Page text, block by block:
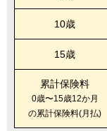
10歳
15歳
累計保険料
0歳〜15歳12か月
の累計保険料(月払)